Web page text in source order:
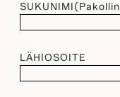
SUKUNIMI
LÄHIOSOITE